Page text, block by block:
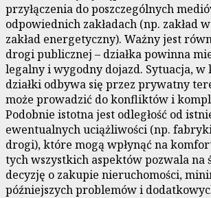
przyłączenia do poszczególnych
odpowiednich zakładach (np. zakład
zakład energetyczny). Ważny jest
drogi publicznej – działka powinna
legalny i wygodny dojazd. Sytuacja, w
działki odbywa się przez prywatny
może prowadzić do konfliktów i
Podobnie istotna jest odległość od
ewentualnych uciążliwości (np.
drogi), które mogą wpłynąć na
tych wszystkich aspektów pozwala na
decyzję o zakupie nieruchomości,
późniejszych problemów i